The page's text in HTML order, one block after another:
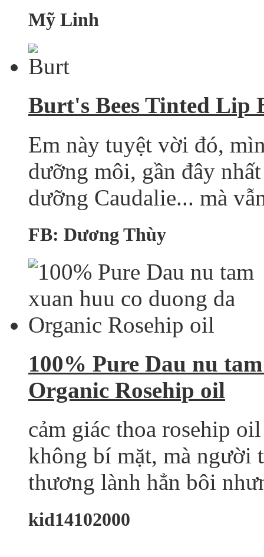
Mỹ Linh
Burt's Bees Tinted Lip
Em này tuyệt vời đó,
dưỡng môi, gần đây
dưỡng Caudalie... mà
FB: Dương Thùy
100% Pure Dau nu
Organic Rosehip oil
cảm giác thoa rosehip
không bí mặt, mà người
thương lành hẳn bôi
kid14102000